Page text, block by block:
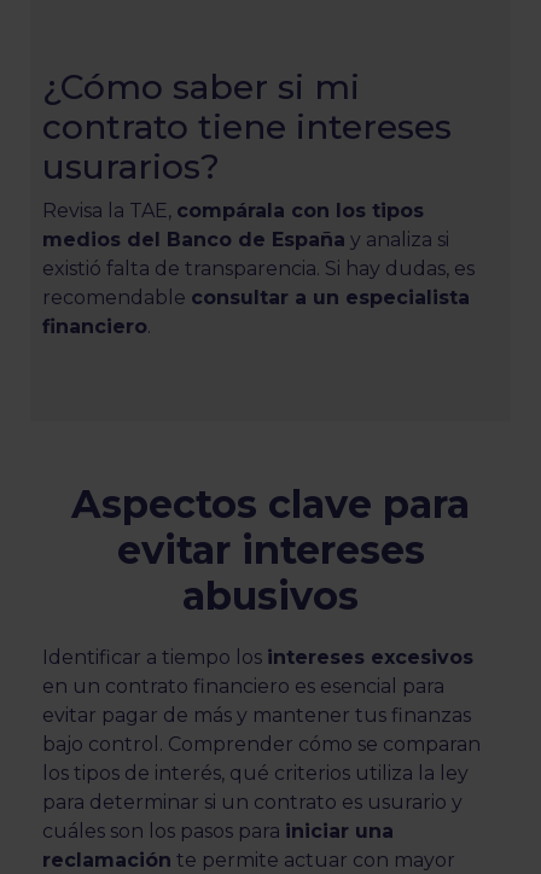
¿Cómo saber si mi
contrato tiene intereses
usurarios?
Revisa la TAE, compárala con los tipos
medios del Banco de España y analiza si
existió falta de transparencia. Si hay dudas, es
recomendable consultar a un especialista
financiero.
Aspectos clave para
evitar intereses
abusivos
Identificar a tiempo los intereses excesivos
en un contrato financiero es esencial para
evitar pagar de más y mantener tus finanzas
bajo control. Comprender cómo se comparan
los tipos de interés, qué criterios utiliza la ley
para determinar si un contrato es usurario y
cuáles son los pasos para iniciar una
reclamación te permite actuar con mayor